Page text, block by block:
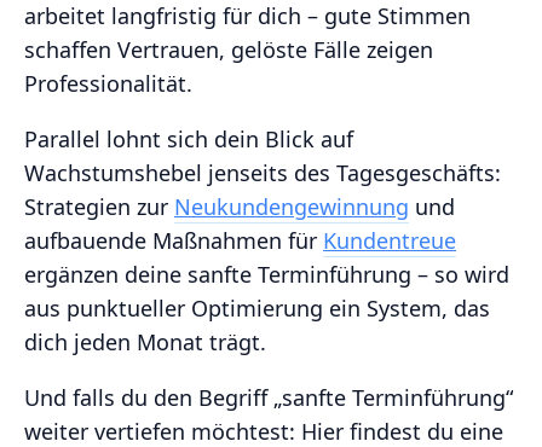
arbeitet langfristig für dich – gute Stimmen
schaffen Vertrauen, gelöste Fälle zeigen
Professionalität.
Parallel lohnt sich dein Blick auf
Wachstumshebel jenseits des Tagesgeschäfts:
Strategien zur Neukundengewinnung und
aufbauende Maßnahmen für Kundentreue
ergänzen deine sanfte Terminführung – so wird
aus punktueller Optimierung ein System, das
dich jeden Monat trägt.
Und falls du den Begriff „sanfte Terminführung“
weiter vertiefen möchtest: Hier findest du eine